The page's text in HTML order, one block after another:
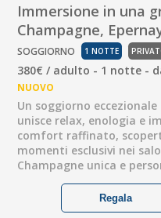
Immersione in una
Champagne,
SOGGIORNO 1 NOTTE
380€ / adulto - 1 notte -
NUOVO
Un soggiorno
unisce relax, enologia e
comfort raffinato,
momenti esclusivi nei
Champagne unica e
Regala